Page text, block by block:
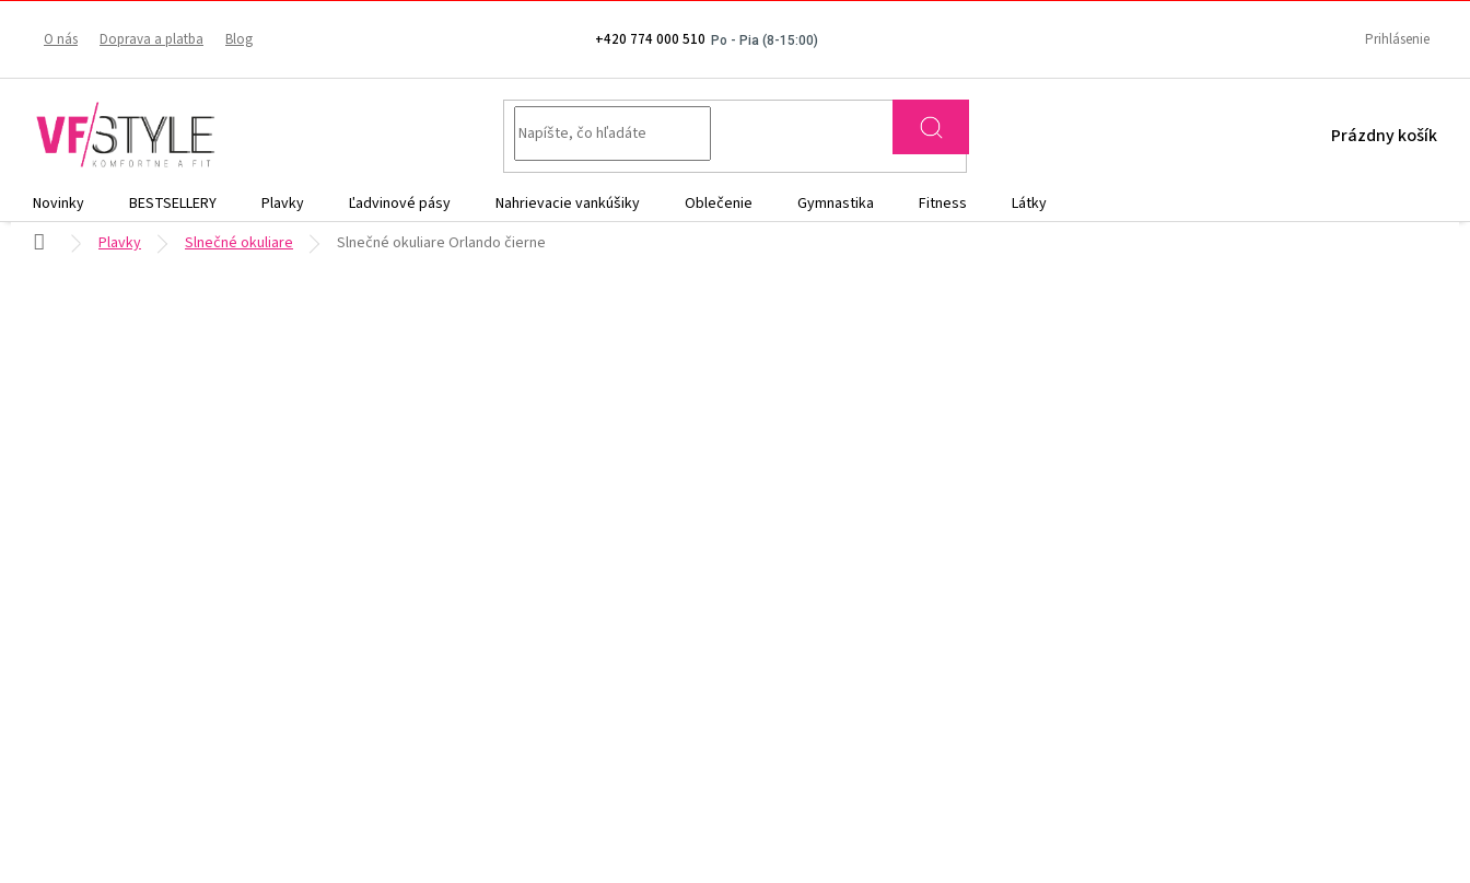
+420 774 000 510
O nás Doprava a platba Blog Prihlásenie
NÁKUPNÝ
Prázdny košík
Novinky BESTSELLERY Plavky Ľadvinové pásy Nahrievacie vankúšiky Oblečenie Gymnastika Fitness
Látky
DomovPlavky Slnečné okuliare Slnečné okuliare Orlando čierne